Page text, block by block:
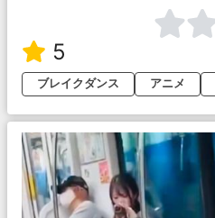
5
ブレイクダンス
アニメ